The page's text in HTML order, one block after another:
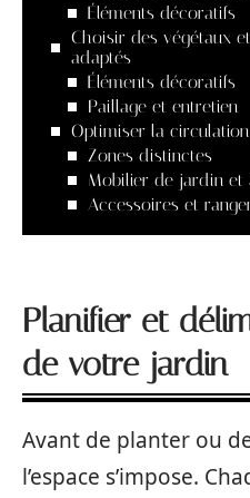
Éléments décoratifs
Choisir des végétaux
adaptés
Éléments décoratifs
Paillage et entretien
Optimiser la
Zones distinctes
Mobilier de jardin et
Accessoires et
Planifier et
de votre jardin
Avant de planter ou
l’espace s’impose.